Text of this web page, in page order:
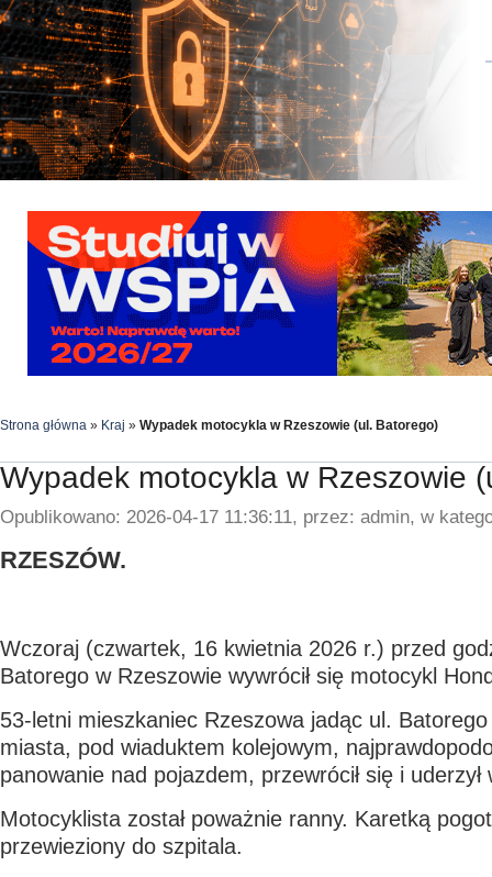
Strona główna » Kraj » Wypadek motocykla w Rzeszowie (ul. Batorego)
Wypadek motocykla w Rzeszowie
Opublikowano: 2026-04-17 11:36:11, przez: admin, w
RZESZÓW.
Wczoraj (czwartek, 16 kwietnia 2026 r.) przed
Batorego w Rzeszowie wywrócił się motocykl
53-letni mieszkaniec Rzeszowa jadąc ul.
miasta, pod wiaduktem kolejowym,
panowanie nad pojazdem, przewrócił się i uderzył
Motocyklista został poważnie ranny. Karetką
przewieziony do szpitala.